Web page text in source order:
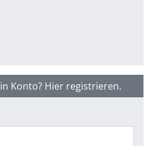
Konto? Hier registrieren.